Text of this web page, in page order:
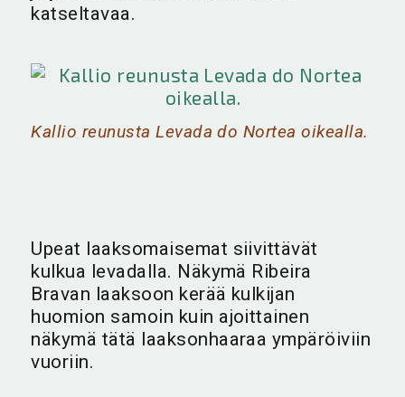
katseltavaa.
Kallio reunusta Levada do Nortea oikealla.
Upeat laaksomaisemat siivittävät
kulkua levadalla. Näkymä Ribeira
Bravan laaksoon kerää kulkijan
huomion samoin kuin ajoittainen
näkymä tätä laaksonhaaraa ympäröiviin
vuoriin.